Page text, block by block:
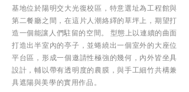
基地位於陽明交大光復校區，特意選址為工程館與
第二餐廳之間，在這片人潮絡繹的草坪上，期望打
造一個能讓人們駐留的空間。 型態上以連續的曲面
打造出半室內的亭子，並蜷繞出一個室外的大座位
平台區，形成一個邀請性極強的幾何，內外皆坐具
設計，輔以帶有透明度的農膜，與手工細竹共構兼
具遮陽與美學的實用作品。